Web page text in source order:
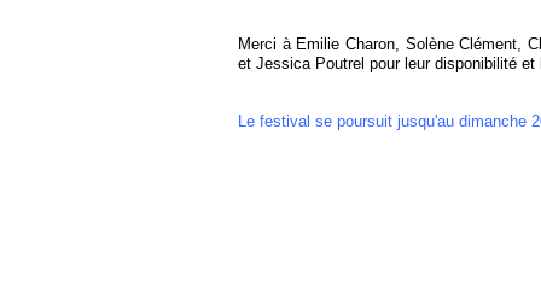
Merci à Emilie Charon, Solène Clément,
et Jessica Poutrel pour leur disponibilité
Le festival se poursuit jusqu'au dimanche